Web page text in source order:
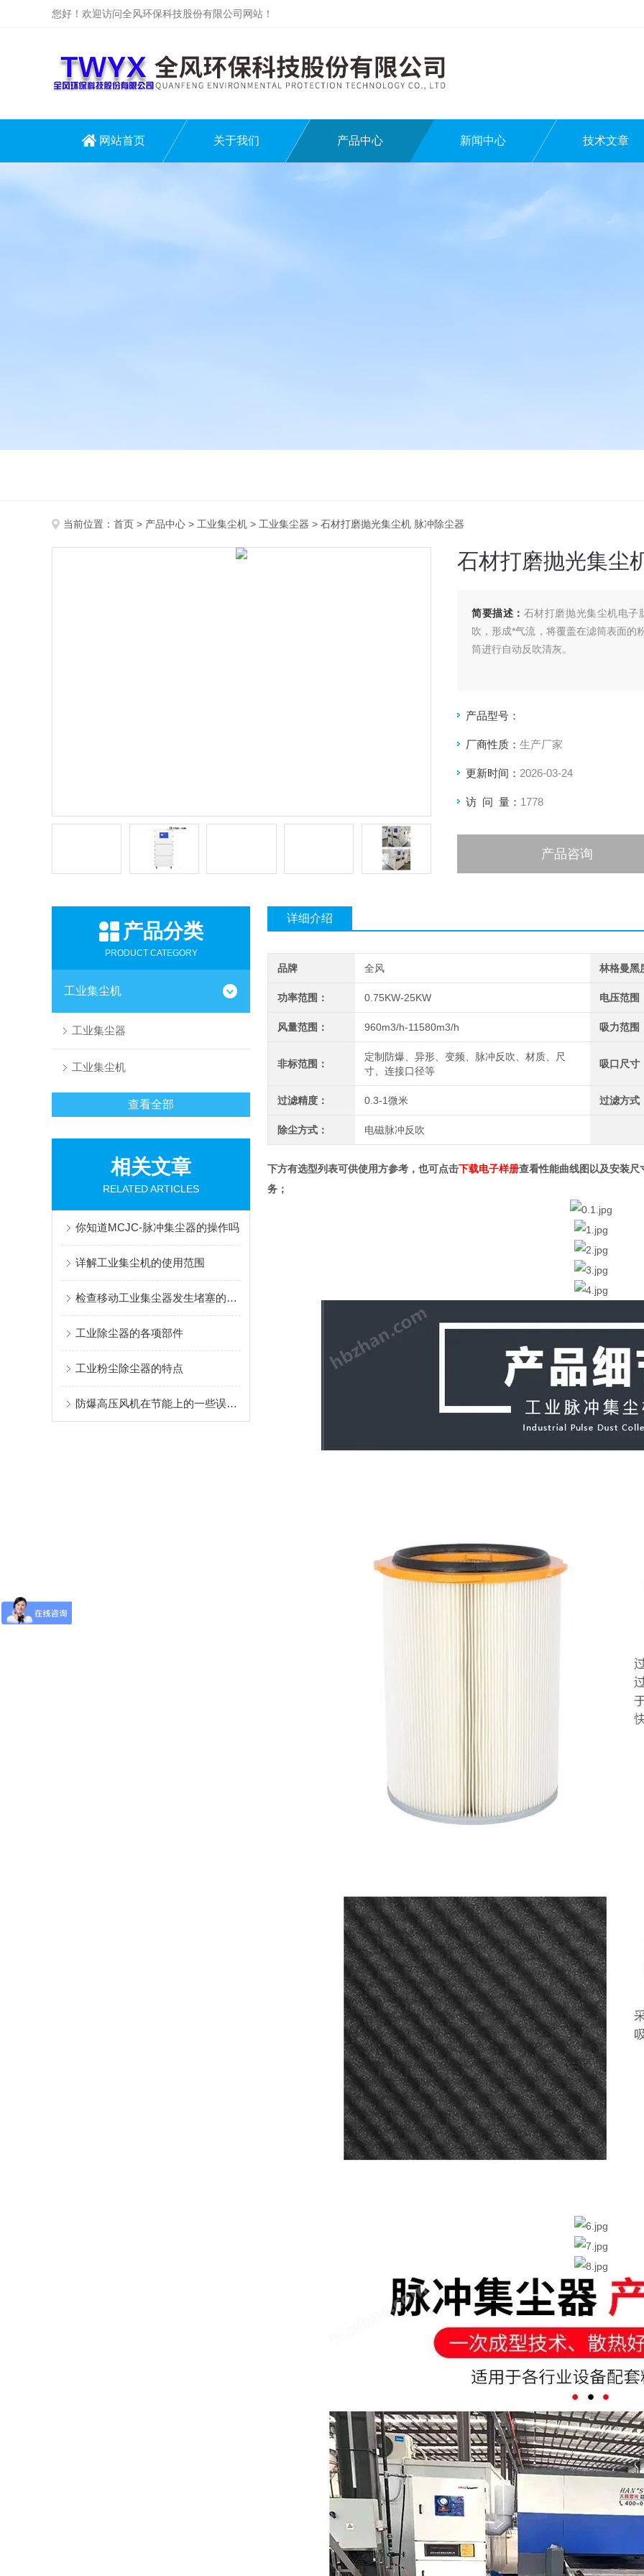
您好！欢迎访问全风环保科技股份有限公司网站！
网站首页 关于我们 产品中心 新闻中心 技术文章
当前位置： 首页 > 产品中心 > 工业集尘机 > 工业集尘器 > 石材打磨抛光集尘机 脉冲除尘器
石材打磨抛光集尘
简要描述： 石材打磨抛光集尘机电子
吹，形成*气流，将覆盖在滤筒表面的
筒进行自动反吹清灰。
产品型号：
厂商性质： 生产厂家
更新时间： 2026-03-24
访 问 量： 1778
产品咨询
产品分类
PRODUCT CATEGORY
工业集尘机
工业集尘器
工业集尘机
查看全部
相关文章
RELATED ARTICLES
你知道MCJC-脉冲集尘器的操作吗
详解工业集尘机的使用范围
检查移动工业集尘器发生堵塞的方法介绍
工业除尘器的各项部件
工业粉尘除尘器的特点
防爆高压风机在节能上的一些误区认识
详细介绍
品牌 全风 林格曼黑
功率范围： 0.75KW-25KW 电压范围
风量范围： 960m3/h-11580m3/h 吸力范围
非标范围：
定制防爆、异形、变频、脉冲反吹、材质、尺
寸、连接口径等
吸口尺寸
过滤精度： 0.3-1微米 过滤方式
除尘方式： 电磁脉冲反吹
下方有选型列表可供使用方参考，也可点击下载电子样册查看性能曲线图以及安装
务；